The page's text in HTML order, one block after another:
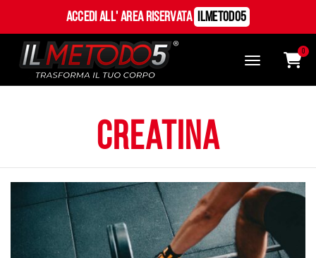
Accedi all' Area Riservata ILMetodo5
0
creatina